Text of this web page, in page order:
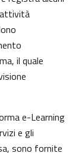
il quale
e-Learning
e gli
sono fornite